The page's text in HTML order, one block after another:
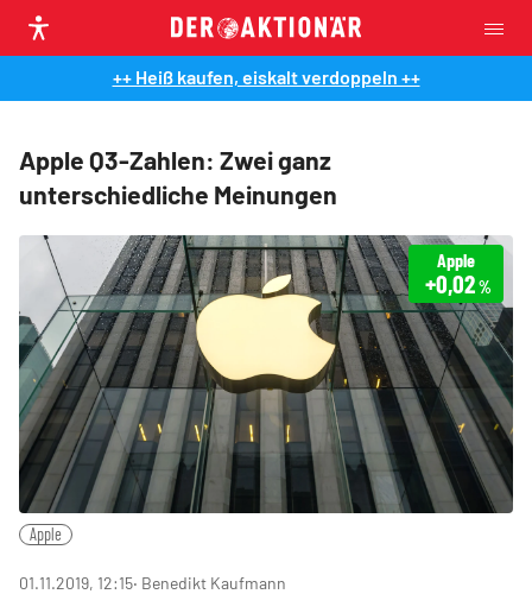
++ Heiß kaufen, eiskalt verdoppeln ++
Apple Q3-Zahlen: Zwei ganz
unterschiedliche Meinungen
Apple
+0,02%
Apple
01.11.2019, 12:15‧ Benedikt Kaufmann